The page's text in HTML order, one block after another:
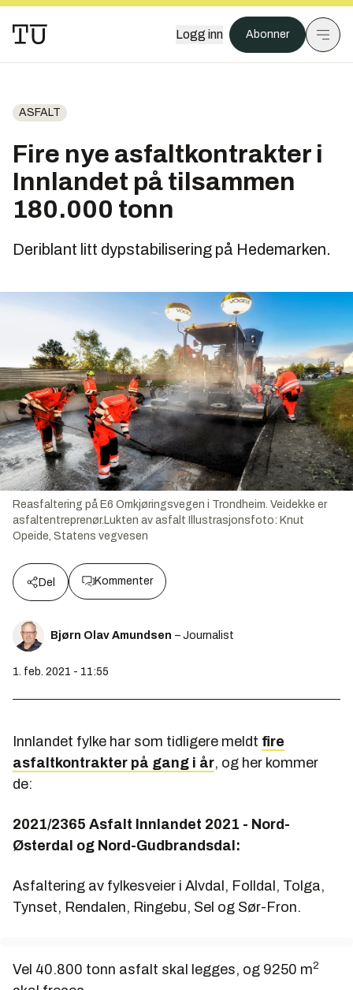
Logg inn Abonner
ASFALT
Fire nye asfaltkontrakter i
Innlandet på tilsammen
180.000 tonn
Deriblant litt dypstabilisering på Hedemarken.
Reasfaltering på E6 Omkjøringsvegen i Trondheim. Veidekke er
asfaltentreprenør.Lukten av asfalt
Illustrasjonsfoto: Knut
Opeide, Statens vegvesen
Del Kommenter
Bjørn Olav Amundsen – Journalist
1. feb. 2021 - 11:55
Innlandet fylke har som tidligere meldt fire
asfaltkontrakter på gang i år, og her kommer
de:
2021/2365 Asfalt Innlandet 2021 - Nord-
Østerdal og Nord-Gudbrandsdal:
Asfaltering av fylkesveier i Alvdal, Folldal, Tolga,
Tynset, Rendalen, Ringebu, Sel og Sør-Fron.
Vel 40.800 tonn asfalt skal legges, og 9250 m2